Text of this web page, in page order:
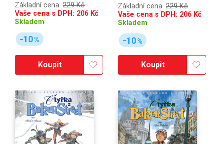
Základní cena: 229 Kč
Vaše cena s DPH: 206 Kč
Skladem
-10%
Koupit
Základní cena: 229 Kč
Vaše cena s DPH: 206 Kč
Skladem
-10%
Koupit